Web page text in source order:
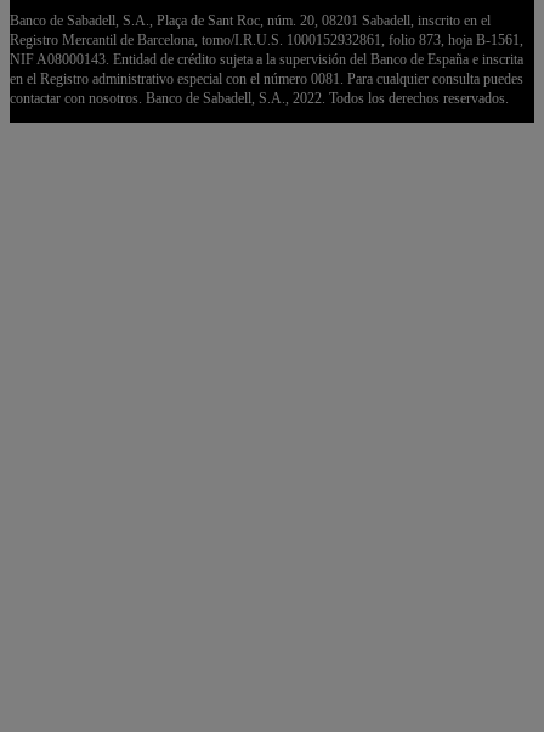
Banco de Sabadell, S.A., Plaça de Sant Roc, núm. 20, 08201 Sabadell, inscrito en el
Registro Mercantil de Barcelona, tomo/I.R.U.S. 1000152932861, folio 873, hoja B-1561,
NIF A08000143. Entidad de crédito sujeta a la supervisión del Banco de España e inscrita
en el Registro administrativo especial con el número 0081. Para cualquier consulta puedes
contactar con nosotros. Banco de Sabadell, S.A., 2022. Todos los derechos reservados.